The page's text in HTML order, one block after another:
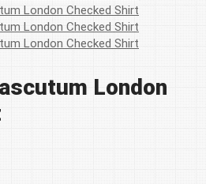
London